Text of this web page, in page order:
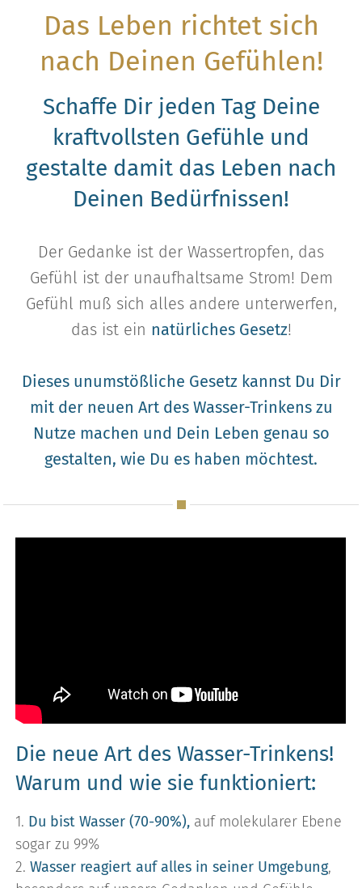
Das Leben richtet sich
nach Deinen Gefühlen!
Schaffe Dir jeden Tag Deine
kraftvollsten Gefühle und
gestalte damit das Leben nach
Deinen Bedürfnissen!
Der Gedanke ist der Wassertropfen, das
Gefühl ist der unaufhaltsame Strom! Dem
Gefühl muß sich alles andere unterwerfen,
das ist ein natürliches Gesetz!
Dieses unumstößliche Gesetz kannst Du Dir
mit der neuen Art des Wasser-Trinkens zu
Nutze machen und Dein Leben genau so
gestalten, wie Du es haben möchtest.
Die neue Art des Wasser-Trinkens!
Warum und wie sie funktioniert:
1. Du bist Wasser (70-90%), auf molekularer Ebene
sogar zu 99%
2.Wasser reagiert auf alles in seiner Umgebung,